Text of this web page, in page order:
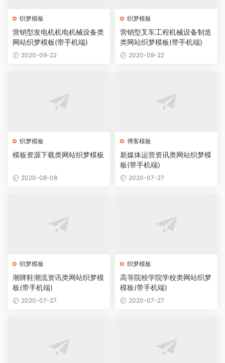
织梦模板
营销型发电机机电机械设备类
网站织梦模板(带手机端)
2020-09-22
织梦模板
营销型叉车工程机械设备制造
类网站织梦模板(带手机端)
2020-09-22
织梦模板
模板资源下载类网站织梦模板
2020-08-08
博客模板
新媒体运营资讯类网站织梦模
板(带手机端)
2020-07-27
织梦模板
潮牌鞋潮流资讯类网站织梦模
板(带手机端)
2020-07-27
织梦模板
高等院校学院学校类网站织梦
模板(带手机端)
2020-07-27